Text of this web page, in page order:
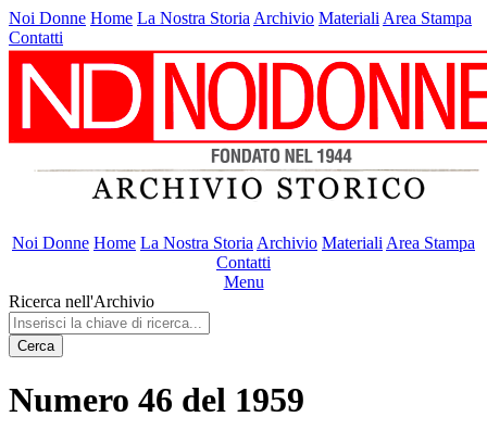
Noi Donne Home La Nostra Storia Archivio Materiali Area Stampa
Contatti
Noi Donne Home La Nostra Storia Archivio Materiali Area Stampa
Contatti
Menu
Ricerca nell'Archivio
Cerca
Numero 46 del 1959